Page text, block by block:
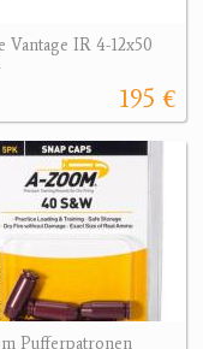
Vantage IR 4-12x50
195 €
Pufferpatronen